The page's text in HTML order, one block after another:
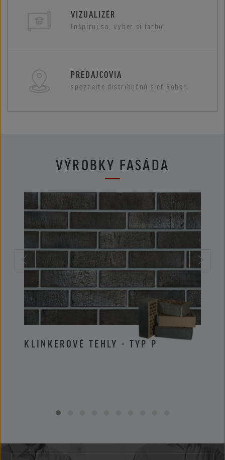
VIZUALIZÉR
Inšpiruj sa, vyber si farbu
PREDAJCOVIA
spoznajte distribučnú sieť Röben
VÝROBKY FASÁDA
KLINKEROVÉ TEHLY - TYP P